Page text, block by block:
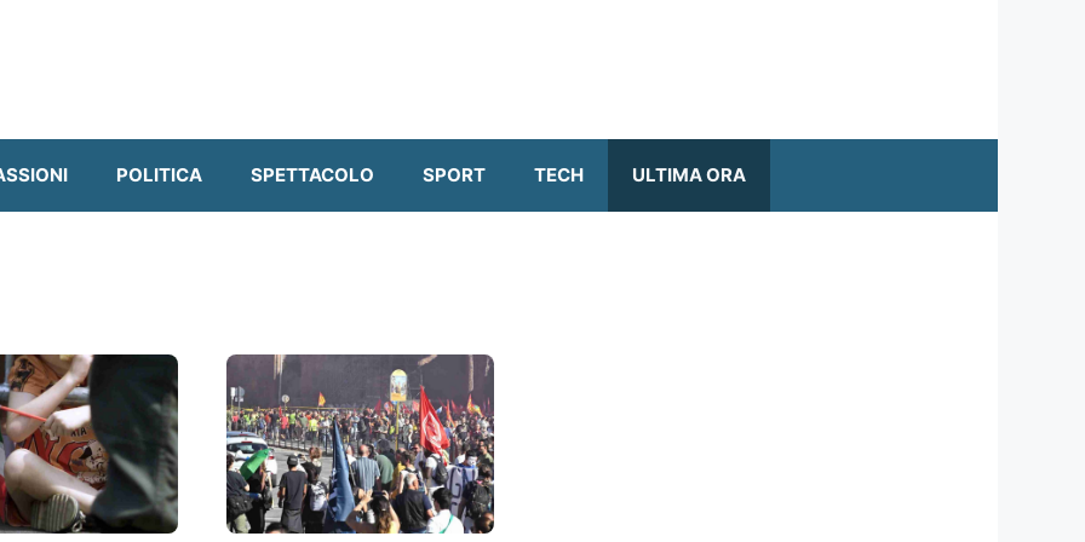
POLITICA SPETTACOLO SPORT TECH ULTIMA ORA